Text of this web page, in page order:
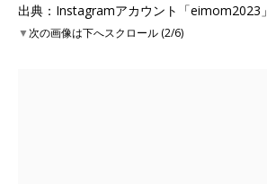
出典：Instagramアカウント「eimom2023」
▼次の画像は下へスクロール (2/6)